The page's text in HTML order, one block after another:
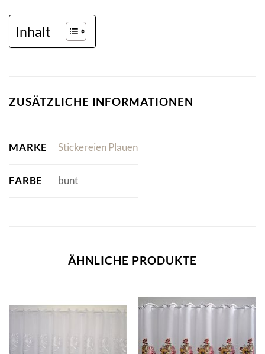
Inhalt
ZUSÄTZLICHE INFORMATIONEN
MARKE Stickereien Plauen
FARBE bunt
ÄHNLICHE PRODUKTE